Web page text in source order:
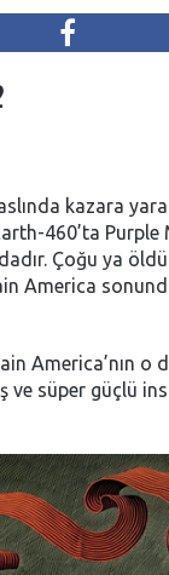
kazara
460’ta
Çoğu ya
America
America’nın o
ve süper güçlü